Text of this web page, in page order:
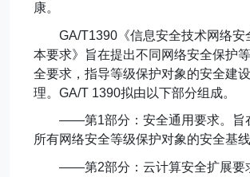
康。
GA/T1390 《信息安全技术网络
本要求》旨在提出不同网络安全保护
全要求，指导等级保护对象的安全建
理。 GA/T 1390拟由以下部分组成。
——第1部分：安全通用要求。旨
所有网络安全等级保护对象的安全基线
——第2部分：云计算安全扩展要